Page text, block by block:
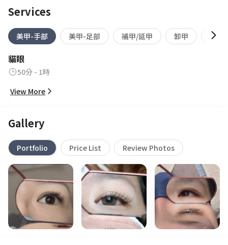
Services
美甲-手部 美甲-足部 補甲/延甲 卸甲 美睫
貓眼
50分 - 1時
View More
Gallery
Portfolio Price List Review Photos